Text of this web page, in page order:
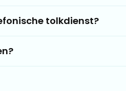
tolkdienst?